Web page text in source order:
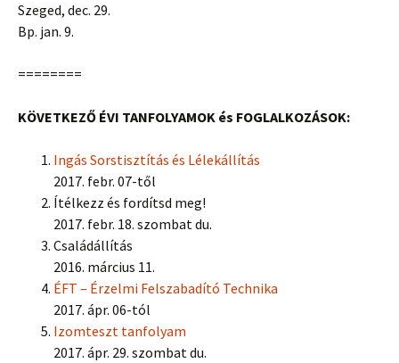
Szeged, dec. 29.
Bp. jan. 9.
========
KÖVETKEZŐ ÉVI TANFOLYAMOK és FOGLALKOZÁSOK:
Ingás Sorstisztítás és Lélekállítás
2017. febr. 07-től
Ítélkezz és fordítsd meg!
2017. febr. 18. szombat du.
Családállítás
2016. március 11.
ÉFT – Érzelmi Felszabadító Technika
2017. ápr. 06-tól
Izomteszt tanfolyam
2017. ápr. 29. szombat du.